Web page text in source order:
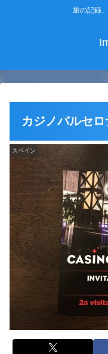
旅の記録
カジノバルセ
スペイン